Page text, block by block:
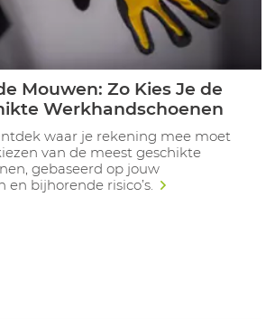
Mouwen: Zo Kies Je de
Werkhandschoenen
waar je rekening mee moet
van de meest geschikte
gebaseerd op jouw
bijhorende risico’s.